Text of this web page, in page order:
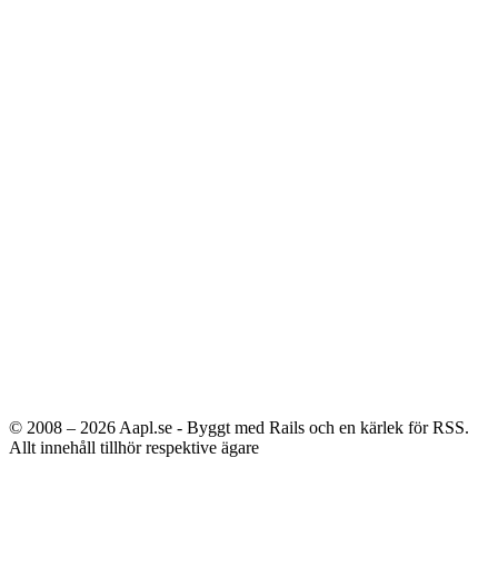
© 2008 – 2026 Aapl.se - Byggt med Rails och en kärlek för RSS.
Allt innehåll tillhör respektive ägare